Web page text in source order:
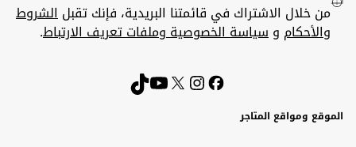
من خلال الاشتراك في قائمتنا البريدية، فإنك تقبلالشروط
والأحكام وسياسة الخصوصية وملفات تعريف الارتباط.
الموقع ومواقع المتاجر